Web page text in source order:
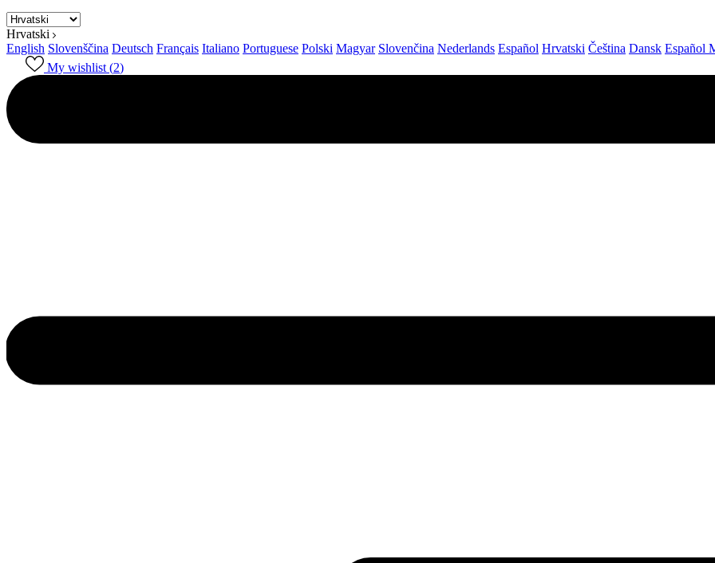
Hrvatski
English Slovenščina Deutsch Français Italiano Portuguese Polski Magyar Slovenčina Nederlands Español Hrvatski Čeština Dansk Español
My wishlist (2)